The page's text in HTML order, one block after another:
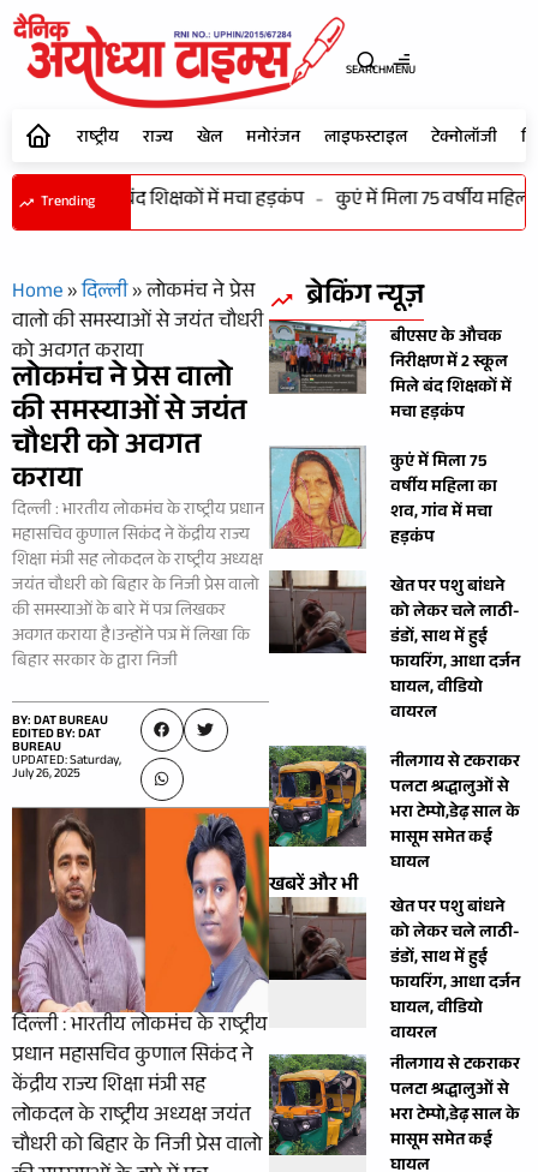
SEARCHMENU
राष्ट्रीय राज्य खेल मनोरंजन लाइफस्टाइल टेक्नोलॉजी
Trending
2 स्कूल मिले बंद शिक्षकों में मचा हड़कंप - कुएं में मिला 75 वर्षीय
Home»दिल्ली»लोकमंच ने प्रेस
वालो की समस्याओं से जयंत चौधरी
को अवगत कराया
लोकमंच ने प्रेस वालो
की समस्याओं से जयंत
चौधरी को अवगत
कराया
दिल्ली : भारतीय लोकमंच के राष्ट्रीय प्रधान
महासचिव कुणाल सिकंद ने केंद्रीय राज्य
शिक्षा मंत्री सह लोकदल के राष्ट्रीय अध्यक्ष
जयंत चौधरी को बिहार के निजी प्रेस वालो
की समस्याओं के बारे में पत्र लिखकर
अवगत कराया है।उन्होंने पत्र में लिखा कि
बिहार सरकार के द्वारा निजी
BY: DAT BUREAU
EDITED BY: DAT
BUREAU
UPDATED: Saturday,
July 26, 2025
दिल्ली : भारतीय लोकमंच के राष्ट्रीय
प्रधान महासचिव कुणाल सिकंद ने
केंद्रीय राज्य शिक्षा मंत्री सह
लोकदल के राष्ट्रीय अध्यक्ष जयंत
चौधरी को बिहार के निजी प्रेस वालो
ब्रेकिंग न्यूज़
बीएसए के औचक
निरीक्षण में 2 स्कूल
मिले बंद शिक्षकों में
मचा हड़कंप
कुएं में मिला 75
वर्षीय महिला का
शव, गांव में मचा
हड़कंप
खेत पर पशु बांधने
को लेकर चले लाठी-
डंडों, साथ में हुई
फायरिंग, आधा दर्जन
घायल, वीडियो
वायरल
नीलगाय से टकराकर
पलटा श्रद्धालुओं से
भरा टेम्पो,डेढ़ साल के
मासूम समेत कई
घायल
खबरें और भी
खेत पर पशु बांधने
को लेकर चले लाठी-
डंडों, साथ में हुई
फायरिंग, आधा दर्जन
घायल, वीडियो
वायरल
नीलगाय से टकराकर
पलटा श्रद्धालुओं से
भरा टेम्पो,डेढ़ साल के
मासूम समेत कई